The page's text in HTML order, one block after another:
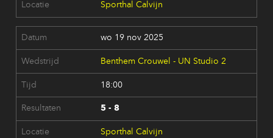
Sporthal Calvijn
wo 19 nov 2025
Benthem Crouwel - UN Studio 2
18:00
5 - 8
Sporthal Calvijn